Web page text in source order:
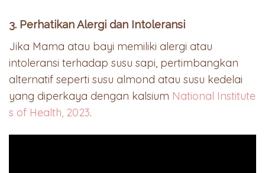
3. Perhatikan Alergi dan Intoleransi
Jika Mama atau bayi memiliki alergi atau
intoleransi terhadap susu sapi, pertimbangkan
alternatif seperti susu almond atau susu kedelai
yang diperkaya dengan kalsium National Institute
s of Health, 2023.